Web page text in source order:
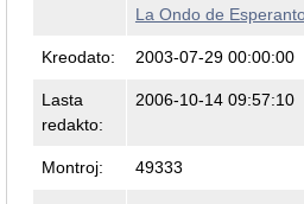
La Ondo de
Kreodato: 2003-07-29 00:00:00
Lasta
redakto:
2006-10-14 09:57:10
Montroj: 49333